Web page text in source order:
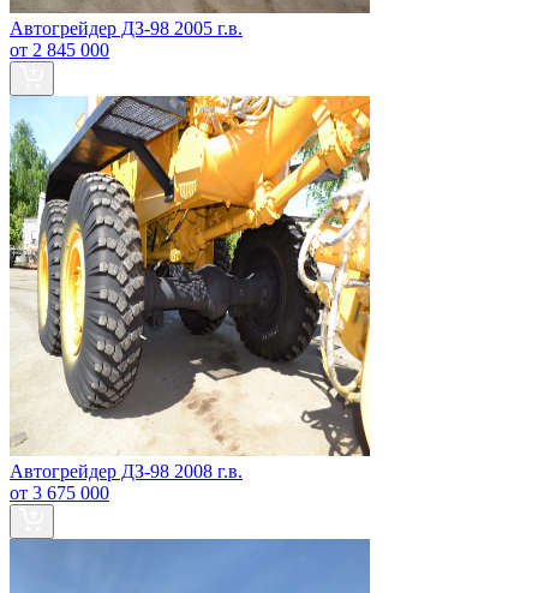
Автогрейдер ДЗ-98 2005 г.в.
от 2 845 000
Автогрейдер ДЗ-98 2008 г.в.
от 3 675 000